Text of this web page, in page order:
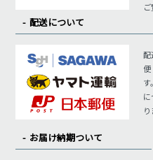
配送について
配
お届け納期ついて